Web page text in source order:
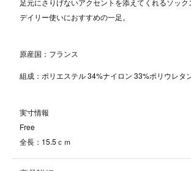
足元にさりげないアクセントを添えてくれるソック
デイリー使いにおすすめの一足。
原産国：フランス
組成：ポリエステル 34%ナイロン 33%ポリウレタ
実寸情報
Free
全長：15.5ｃｍ